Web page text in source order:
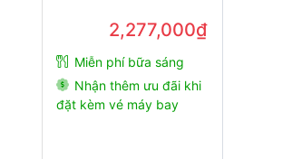
2,277,000₫
Miễn phí bữa sáng
Nhận thêm ưu đãi khi
đặt kèm vé máy bay